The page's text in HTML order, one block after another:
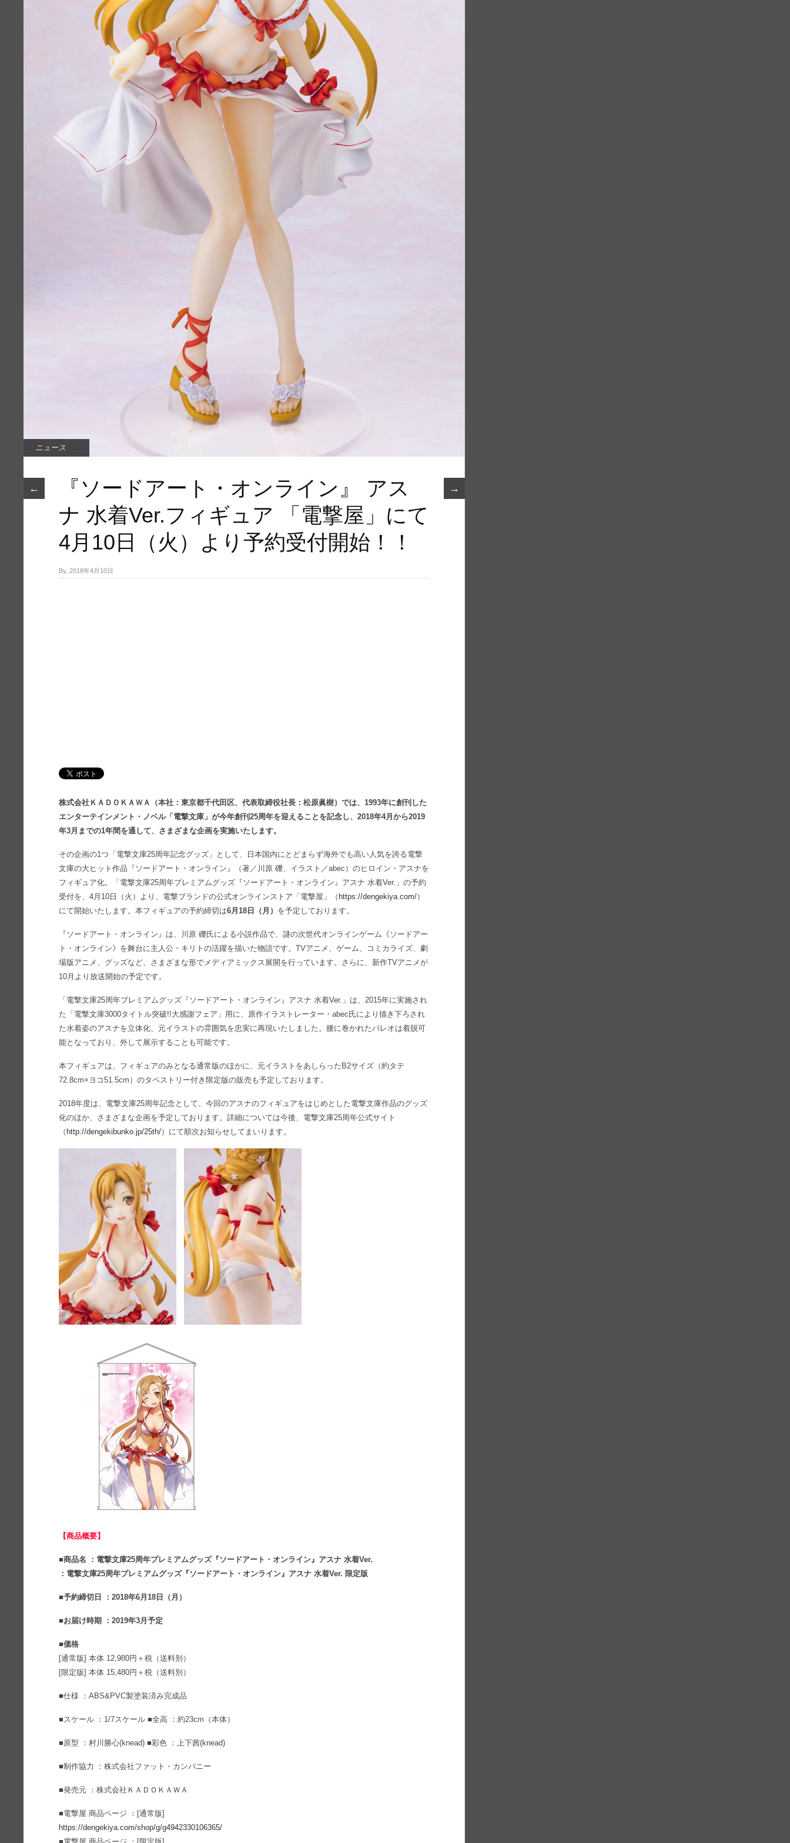
ニュース
← →
『ソードアート・オンライン』 アス
ナ 水着Ver.フィギュア 「電撃屋」にて
4月10日（火）より予約受付開始！！
By, 2018年4月10日
株式会社ＫＡＤＯＫＡＷＡ（本社：東京都千代田区、代表取締役社長：松原眞樹）では、1993年に創刊した
エンターテインメント・ノベル「電撃文庫」が今年創刊25周年を迎えることを記念し、2018年4月から2019
年3月までの1年間を通して、さまざまな企画を実施いたします。
その企画の1つ「電撃文庫25周年記念グッズ」として、日本国内にとどまらず海外でも高い人気を誇る電撃
文庫の大ヒット作品『ソードアート・オンライン』（著／川原 礫、イラスト／abec）のヒロイン・アスナを
フィギュア化。「電撃文庫25周年プレミアムグッズ『ソードアート・オンライン』アスナ 水着Ver.」の予約
受付を、4月10日（火）より、電撃ブランドの公式オンラインストア「電撃屋」（ https://dengekiya.com/）
にて開始いたします。本フィギュアの予約締切は6月18日（月） を予定しております。
『ソードアート・オンライン』は、川原 礫氏による小説作品で、謎の次世代オンラインゲーム《ソードアー
ト・オンライン》を舞台に主人公・キリトの活躍を描いた物語です。TVアニメ、ゲーム、コミカライズ、劇
場版アニメ、グッズなど、さまざまな形でメディアミックス展開を行っています。さらに、新作TVアニメが
10月より放送開始の予定です。
「電撃文庫25周年プレミアムグッズ『ソードアート・オンライン』アスナ 水着Ver.」は、2015年に実施され
た「電撃文庫3000タイトル突破!!大感謝フェア」用に、原作イラストレーター・abec氏により描き下ろされ
た水着姿のアスナを立体化、元イラストの雰囲気を忠実に再現いたしました。腰に巻かれたパレオは着脱可
能となっており、外して展示することも可能です。
本フィギュアは、フィギュアのみとなる通常版のほかに、元イラストをあしらったB2サイズ（約タテ
72.8cm×ヨコ51.5cm）のタペストリー付き限定版の販売も予定しております。
2018年度は、電撃文庫25周年記念として、今回のアスナのフィギュアをはじめとした電撃文庫作品のグッズ
化のほか、さまざまな企画を予定しております。詳細については今後、電撃文庫25周年公式サイト
（ http://dengekibunko.jp/25th/）にて順次お知らせしてまいります。
【商品概要】
■商品名 ：電撃文庫25周年プレミアムグッズ『ソードアート・オンライン』アスナ 水着Ver.
：電撃文庫25周年プレミアムグッズ『ソードアート・オンライン』アスナ 水着Ver. 限定版
■予約締切日 ：2018年6月18日（月）
■お届け時期 ：2019年3月予定
■価格
[通常版] 本体 12,980円＋税（送料別）
[限定版] 本体 15,480円＋税（送料別）
■仕様 ：ABS&PVC製塗装済み完成品
■スケール ：1/7スケール ■全高 ：約23cm（本体）
■原型 ：村川勝心(knead) ■彩色 ：上下茜(knead)
■制作協力 ：株式会社ファット・カンパニー
■発売元 ：株式会社ＫＡＤＯＫＡＷＡ
■電撃屋 商品ページ ：[通常版]
https://dengekiya.com/shop/g/g4942330106365/